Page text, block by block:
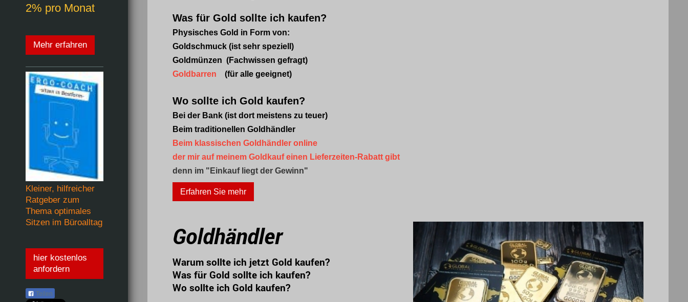
2% pro Monat
Mehr erfahren
Kleiner, hilfreicher
Ratgeber zum
Thema optimales
Sitzen im Büroalltag
hier kostenlos
anfordern
Teilen
Was für Gold sollte ich kaufen?
Physisches Gold in Form von:
Goldschmuck (ist sehr speziell)
Goldmünzen (Fachwissen gefragt)
Goldbarren
(für alle geeignet)
Wo sollte ich Gold kaufen?
Bei der Bank (ist dort meistens zu teuer)
Beim traditionellen Goldhändler
Beim klassischen Goldhändler online
der mir auf meinem Goldkauf einen Lieferzeiten-Rabatt gibt
denn im "Einkauf liegt der Gewinn"
Erfahren Sie mehr
Goldhändler
Warum sollte ich jetzt Gold kaufen?
Was für Gold sollte ich kaufen?
Wo sollte ich Gold kaufen?